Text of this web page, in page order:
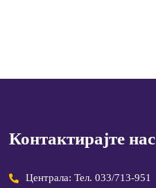
Контактирајте нас
Централа: Тел. 033/713-951